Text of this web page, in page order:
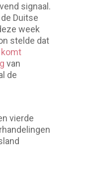
signaal.
Duitse
week
stelde dat
van
de
vierde